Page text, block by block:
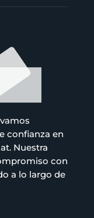
confianza en
Nuestra
con
a lo largo de